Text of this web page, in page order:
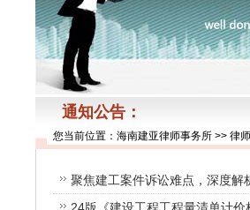
通知公告：
您当前位置： 海南建亚律师事务所 >> 律
聚焦建工案件诉讼难点，深度